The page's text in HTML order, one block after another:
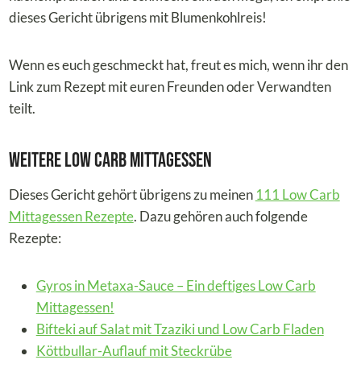
dieses Gericht übrigens mit Blumenkohlreis!
Wenn es euch geschmeckt hat, freut es mich, wenn ihr den
Link zum Rezept mit euren Freunden oder Verwandten
teilt.
Weitere Low Carb Mittagessen
Dieses Gericht gehört übrigens zu meinen 111 Low Carb
Mittagessen Rezepte. Dazu gehören auch folgende
Rezepte:
Gyros in Metaxa-Sauce – Ein deftiges Low Carb
Mittagessen!
Bifteki auf Salat mit Tzaziki und Low Carb Fladen
Köttbullar-Auflauf mit Steckrübe